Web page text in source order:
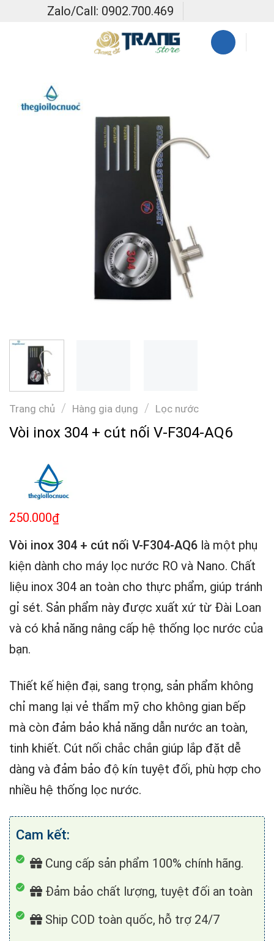
Zalo/Call: 0902.700.469
Trang chủ / Hàng gia dụng / Lọc nước
Vòi inox 304 + cút nối V-F304-AQ6
250.000₫
Vòi inox 304 + cút nối V-F304-AQ6 là một phụ
kiện dành cho máy lọc nước RO và Nano. Chất
liệu inox 304 an toàn cho thực phẩm, giúp tránh
gỉ sét. Sản phẩm này được xuất xứ từ Đài Loan
và có khả năng nâng cấp hệ thống lọc nước của
bạn.
Thiết kế hiện đại, sang trọng, sản phẩm không
chỉ mang lại vẻ thẩm mỹ cho không gian bếp
mà còn đảm bảo khả năng dẫn nước an toàn,
tinh khiết. Cút nối chắc chắn giúp lắp đặt dễ
dàng và đảm bảo độ kín tuyệt đối, phù hợp cho
nhiều hệ thống lọc nước.
Cam kết:
Cung cấp sản phẩm 100% chính hãng.
Đảm bảo chất lượng, tuyệt đối an toàn
Ship COD toàn quốc, hỗ trợ 24/7